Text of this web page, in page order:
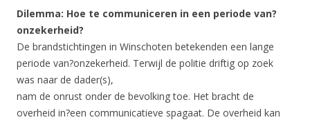
Dilemma: Hoe te communiceren in een periode van?
onzekerheid?
De brandstichtingen in Winschoten betekenden een lange
periode van?onzekerheid. Terwijl de politie driftig op zoek
was naar de dader(s),
nam de onrust onder de bevolking toe. Het bracht de
overheid in?een communicatieve spagaat. De overheid kan